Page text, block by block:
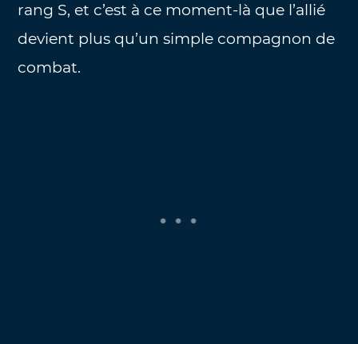
rang S, et c’est à ce moment-là que l’allié
devient plus qu’un simple compagnon de
combat.